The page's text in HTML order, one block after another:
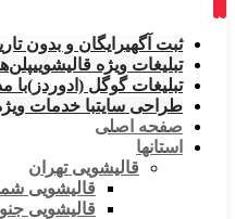
ثبت آگهیرایگان و بدون
تبلیغات ویژه قالیشویی
تبلیغات گوگل (ادوردز)با
طراحی سایتبا خدمات
صفحه اصلی
استانها
قالیشویی تهران
قالیشویی
قالیشویی